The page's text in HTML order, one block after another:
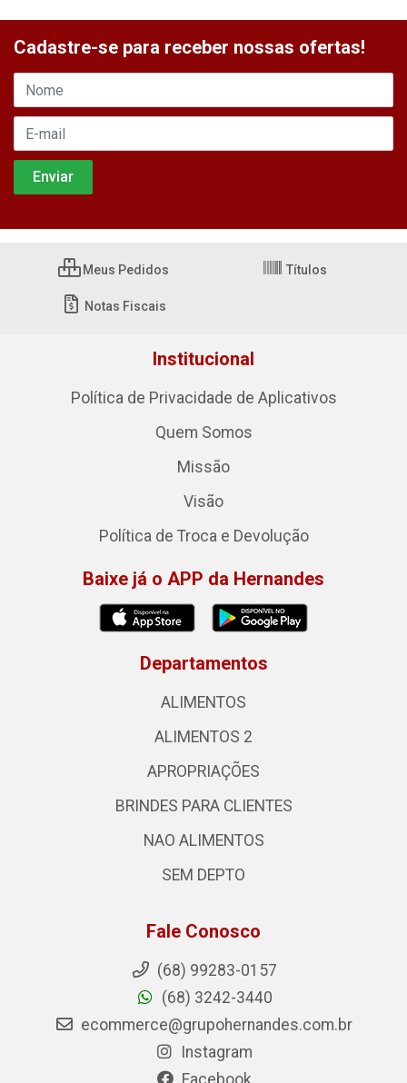
Cadastre-se para receber nossas ofertas!
Meus Pedidos Títulos
Notas Fiscais
Institucional
Política de Privacidade de Aplicativos
Quem Somos
Missão
Visão
Política de Troca e Devolução
Baixe já o APP da Hernandes
Departamentos
ALIMENTOS
ALIMENTOS 2
APROPRIAÇÕES
BRINDES PARA CLIENTES
NAO ALIMENTOS
SEM DEPTO
Fale Conosco
(68) 99283-0157
(68) 3242-3440
ecommerce@grupohernandes.com.br
Instagram
Facebook